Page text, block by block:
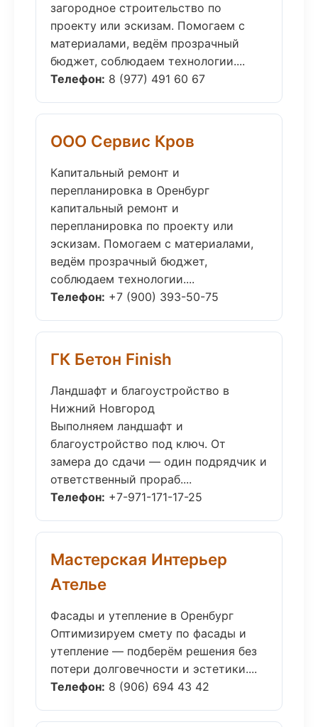
загородное строительство по
проекту или эскизам. Помогаем с
материалами, ведём прозрачный
бюджет, соблюдаем технологии....
Телефон: 8 (977) 491 60 67
ООО Сервис Кров
Капитальный ремонт и
перепланировка в Оренбург
капитальный ремонт и
перепланировка по проекту или
эскизам. Помогаем с материалами,
ведём прозрачный бюджет,
соблюдаем технологии....
Телефон: +7 (900) 393-50-75
ГК Бетон Finish
Ландшафт и благоустройство в
Нижний Новгород
Выполняем ландшафт и
благоустройство под ключ. От
замера до сдачи — один подрядчик и
ответственный прораб....
Телефон: +7-971-171-17-25
Мастерская Интерьер
Ателье
Фасады и утепление в Оренбург
Оптимизируем смету по фасады и
утепление — подберём решения без
потери долговечности и эстетики....
Телефон: 8 (906) 694 43 42